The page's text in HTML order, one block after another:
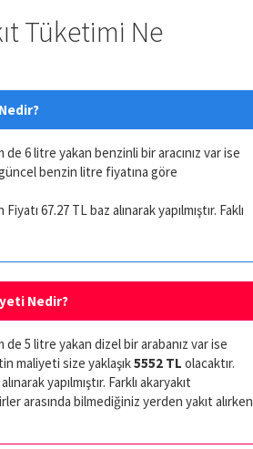
Tüketimi Ne
6 litre yakan benzinli bir aracınız var ise
benzin litre fiyatına göre
67.27 TL baz alınarak yapılmıştır. Faklı
Nedir?
de 5 litre yakan dizel bir arabanız var ise
maliyeti size yaklaşık5552 TL olacaktır.
yapılmıştır. Farklı akaryakıt
arasında bilmediğiniz yerden yakıt alırken